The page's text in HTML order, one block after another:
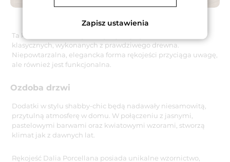
Ta klamka drzwiowa jest najczęściej wybierana do drzwi
klasycznych, wykonanych z prawdziwego drewna.
Niepowtarzalna, elegancka forma rękojeści przyciąga uwagę,
ale również jest funkcjonalna.
Ozdoba drzwi
Dodatki w stylu shabby-chic będą nadawały niesamowitą,
przytulną atmosferę w domu. W połączeniu z jasnymi,
pastelowymi barwami oraz kwiatowymi wzorami, stworzą
klimat jak z dawnych lat.
Rękojeść Dalia Porcellana posiada unikalne wzornictwo,
Zapisz ustawienia